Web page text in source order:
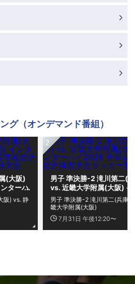
グ（オンデマンド番組）
(大阪)
ターハ
合体
会
阪) vs. 静
男子 準決勝-2 滝川第二(
vs. 近畿大学附属(大阪) イ
ーハイ2026 全国高等学
合体育大会サッカー競技
7月31日 午後12:20〜
男子 準決勝-2 滝川第二(兵庫)
畿大学附属(大阪)